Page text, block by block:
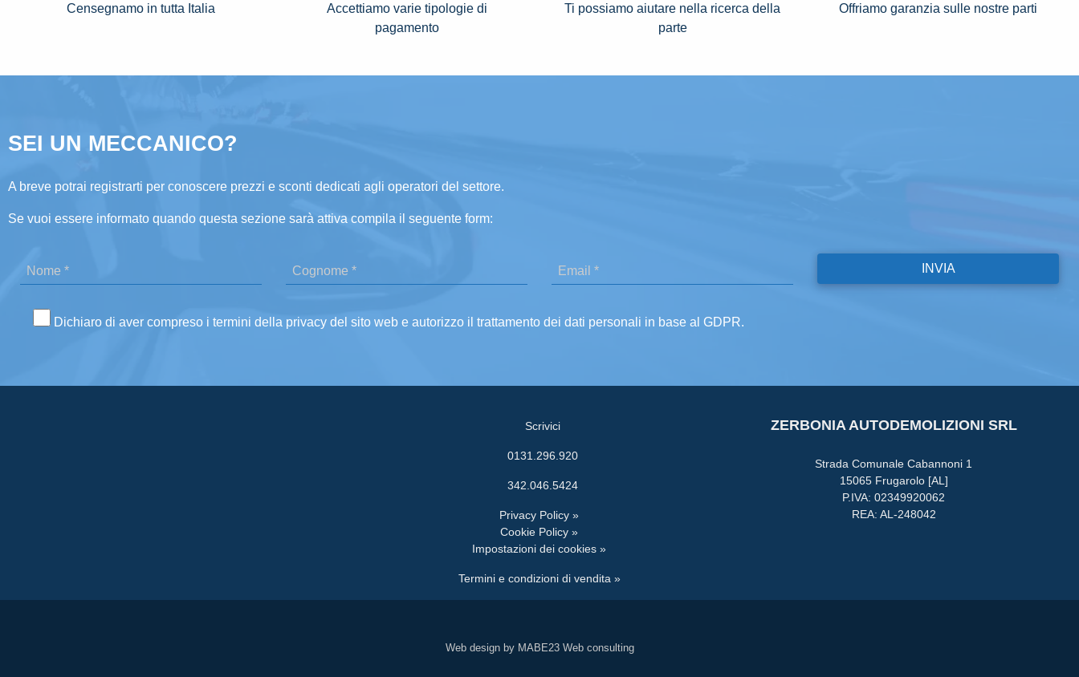
Censegnamo in tutta Italia
Accettiamo varie tipologie di
pagamento
Ti possiamo aiutare nella ricerca della
parte
Offriamo garanzia sulle nostre parti
SEI UN MECCANICO?
A breve potrai registrarti per conoscere prezzi e sconti dedicati agli operatori del settore.
Se vuoi essere informato quando questa sezione sarà attiva compila il seguente form:
Dichiaro di aver compreso i termini della privacy del sito web e autorizzo il trattamento dei dati personali in base al GDPR.
Scrivici
0131.296.920
342.046.5424
Privacy Policy »
Cookie Policy »
Impostazioni dei cookies »
Termini e condizioni di vendita »
ZERBONIA AUTODEMOLIZIONI SRL
Strada Comunale Cabannoni 1
15065 Frugarolo [AL]
P.IVA: 02349920062
REA: AL-248042
Web design by MABE23 Web consulting